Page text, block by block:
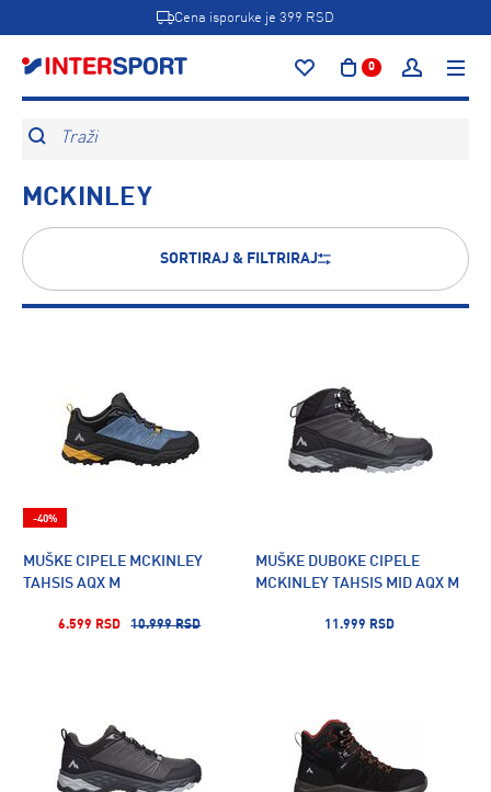
Cena isporuke je 399 RSD
0
Traži
MCKINLEY
SORTIRAJ & FILTRIRAJ
MUŠKE CIPELE MCKINLEY
TAHSIS AQX M
6.599 RSD 10.999 RSD
-40%
MUŠKE DUBOKE CIPELE
MCKINLEY TAHSIS MID AQX M
11.999 RSD